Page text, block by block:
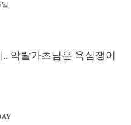
악랄가츠님은 욕심쟁이